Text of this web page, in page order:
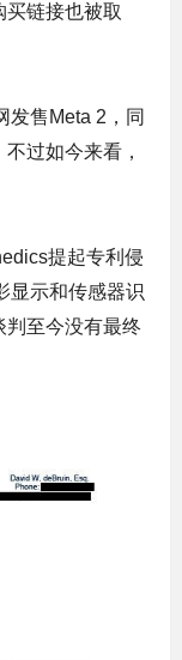
链接也被取
发售Meta 2，同
过如今来看，
提起专利侵
显示和传感器识
判至今没有最终